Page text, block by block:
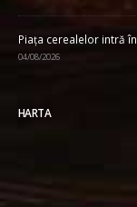
Piața cerealelor intră
04/08/2026
HARTA